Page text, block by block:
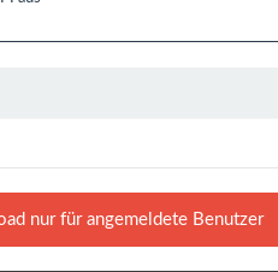
nur für angemeldete Benutzer